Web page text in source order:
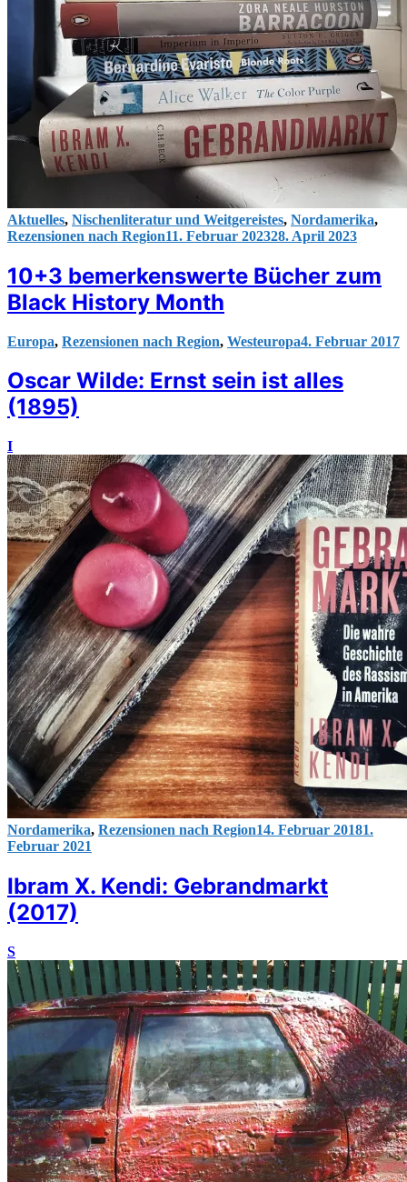
Aktuelles, Nischenliteratur und Weitgereistes, Nordamerika,
Rezensionen nach Region11. Februar 202328. April 2023
10+3 bemerkenswerte Bücher zum
Black History Month
Europa, Rezensionen nach Region, Westeuropa4. Februar 2017
Oscar Wilde: Ernst sein ist alles
(1895)
I
Nordamerika, Rezensionen nach Region14. Februar 20181.
Februar 2021
Ibram X. Kendi: Gebrandmarkt
(2017)
S